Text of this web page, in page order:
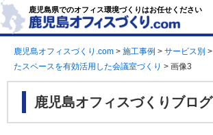
鹿児島県でのオフィス環境づくりはお任せください
鹿児島オフィスづくり.com > 施工事例 > サービス別 >
たスペースを有効活用した会議室づくり > 画像3
鹿児島オフィスづくりブログ